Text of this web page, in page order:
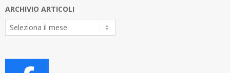
ARCHIVIO ARTICOLI
Archivio
Articoli